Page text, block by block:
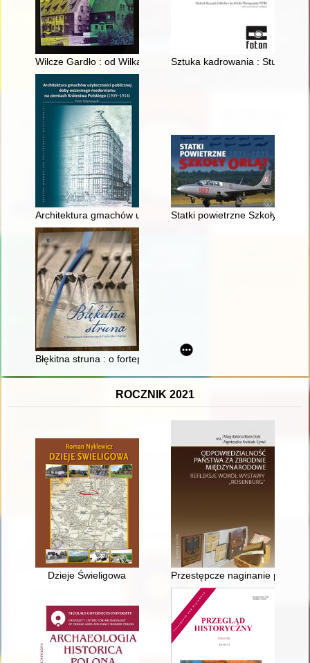
Wilcze Gardło : od Wilka do ParyżewaSztuka kadrowania :
Architektura gmachów użyteczności publicznej doby
Statki powietrzne Szkoły Orląt
Błękitna struna : o fortepianach romantycznych Fryderyka
ROCZNIK 2021
Dzieje Świeligowa Przestępcze naginanie prawa